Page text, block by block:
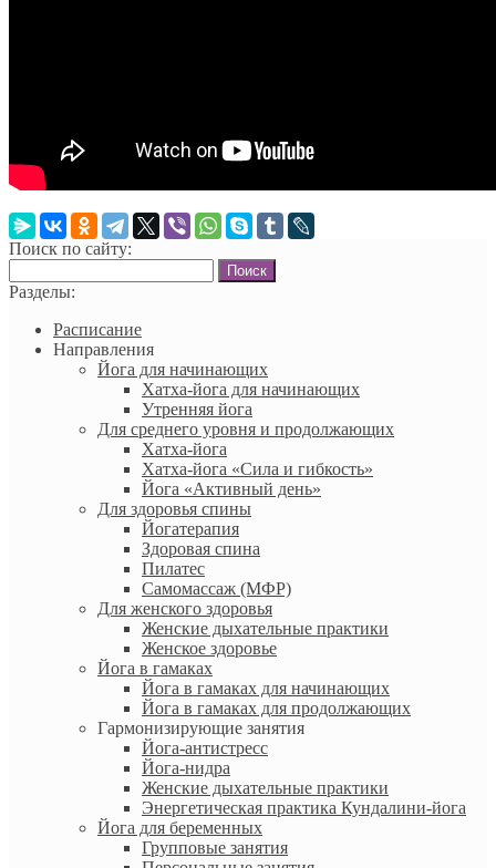
Поиск по сайту:
Разделы:
Расписание
Направления
Йога для начинающих
Хатха-йога для начинающих
Утренняя йога
Для среднего уровня и продолжающих
Хатха-йога
Хатха-йога «Сила и гибкость»
Йога «Активный день»
Для здоровья спины
Йогатерапия
Здоровая спина
Пилатес
Самомассаж (МФР)
Для женского здоровья
Женские дыхательные практики
Женское здоровье
Йога в гамаках
Йога в гамаках для начинающих
Йога в гамаках для продолжающих
Гармонизирующие занятия
Йога-антистресс
Йога-нидра
Женские дыхательные практики
Энергетическая практика Кундалини-йога
Йога для беременных
Групповые занятия